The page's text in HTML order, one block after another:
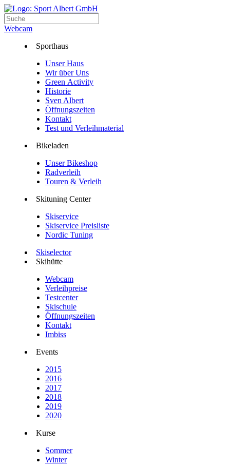
Webcam
Sporthaus
Unser Haus
Wir über Uns
Green Activity
Historie
Sven Albert
Öffnungszeiten
Kontakt
Test und Verleihmaterial
Bikeladen
Unser Bikeshop
Radverleih
Touren & Verleih
Skituning Center
Skiservice
Skiservice Preisliste
Nordic Tuning
Skiselector
Skihütte
Webcam
Verleihpreise
Testcenter
Skischule
Öffnungszeiten
Kontakt
Imbiss
Events
2015
2016
2017
2018
2019
2020
Kurse
Sommer
Winter